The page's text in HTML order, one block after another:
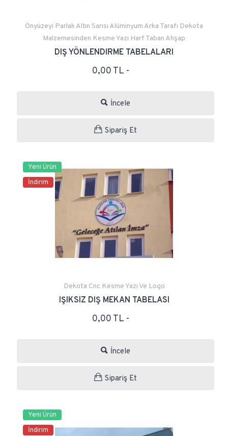
Önyüzeyi Parlak Altın Sarısı Alüminyum Arka Tarafı Dekota
Malzemesinden Kesme Yazı Harf Taban Ahşap
DIŞ YÖNLENDIRME TABELALARI
0,00 TL -
İncele
Sipariş Et
Yeni Ürün
İndirim
Dekota Cnc Kesme Yazı Ve Logo
IŞIKSIZ DIŞ MEKAN TABELASI
0,00 TL -
İncele
Sipariş Et
Yeni Ürün
İndirim